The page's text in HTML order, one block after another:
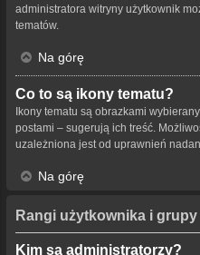
administratora witryny użytkownik
tematów.
Na górę
Co to są ikony tematu?
Ikony tematu są obrazkami
postami – sugerują ich treść.
uzależniona jest od uprawnień
Na górę
Rangi użytkownika i grupy
Kim są administratorzy?